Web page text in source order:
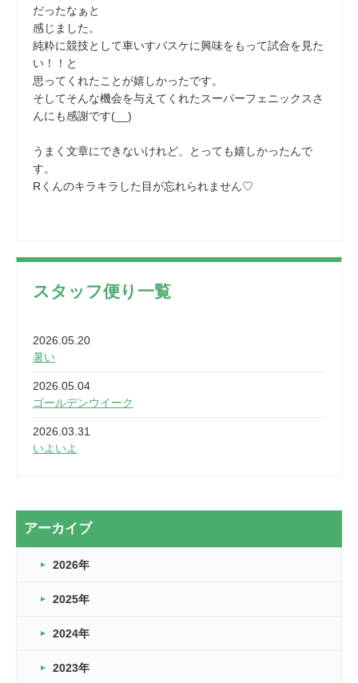
だったなぁと
感じました。
純粋に競技として車いすバスケに興味をもって試合を見た
い！！と
思ってくれたことが嬉しかったです。
そしてそんな機会を与えてくれたスーパーフェニックスさ
んにも感謝です(__)
うまく文章にできないけれど、とっても嬉しかったんで
す。
Rくんのキラキラした目が忘れられません♡
スタッフ便り一覧
2026.05.20
暑い
2026.05.04
ゴールデンウイーク
2026.03.31
いよいよ
2026.03.20
なぎなた
2026.03.16
車いすバスケとRくんのお話
卒業・卒園の季節★
アーカイブ
2026年
2025年
2024年
2023年